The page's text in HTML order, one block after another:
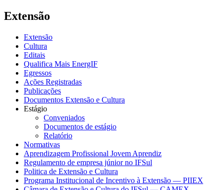
Extensão
Extensão
Cultura
Editais
Qualifica Mais EnergIF
Egressos
Ações Registradas
Publicações
Documentos Extensão e Cultura
Estágio
Conveniados
Documentos de estágio
Relatório
Normativas
Aprendizagem Profissional Jovem Aprendiz
Regulamento de empresa júnior no IFSul
Politica de Extensão e Cultura
Programa Institucional de Incentivo à Extensão — PIIEX